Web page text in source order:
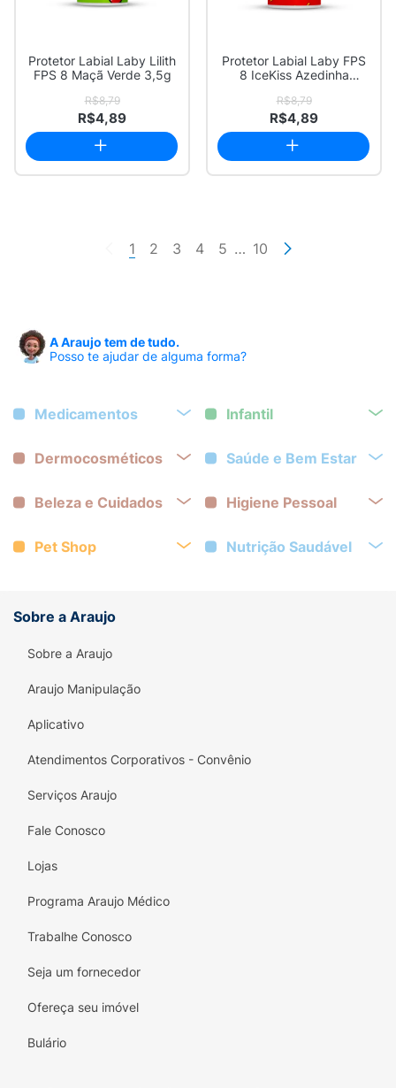
Protetor Labial Laby Lilith
FPS 8 Maçã Verde 3,5g
R$8,79
R$4,89
Protetor Labial Laby FPS
8 IceKiss Azedinha
R$8,79
R$4,89
1 2 3 4 5 … 10
A Araujo tem de tudo.
Posso te ajudar de alguma forma?
Medicamentos Infantil
Dermocosméticos Saúde e Bem Estar
Beleza e Cuidados Higiene Pessoal
Pet Shop Nutrição Saudável
Sobre a Araujo
Sobre a Araujo
Araujo Manipulação
Aplicativo
Atendimentos Corporativos - Convênio
Serviços Araujo
Fale Conosco
Lojas
Programa Araujo Médico
Trabalhe Conosco
Seja um fornecedor
Ofereça seu imóvel
Bulário